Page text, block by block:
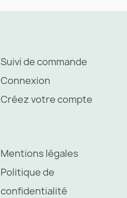
Suivi de commande
Connexion
Créez votre compte
Mentions légales
Politique de
confidentialité